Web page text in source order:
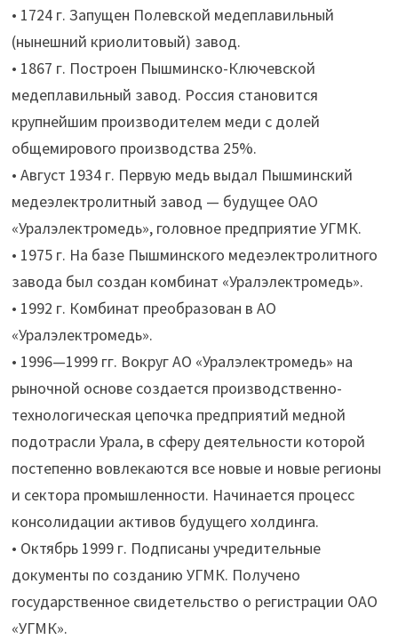
• 1724 г. Запущен Полевской медеплавильный
(нынешний криолитовый) завод.
• 1867 г. Построен Пышминско-Ключевской
медеплавильный завод. Россия становится
крупнейшим производителем меди с долей
общемирового производства 25%.
• Август 1934 г. Первую медь выдал Пышминский
медеэлектролитный завод — будущее ОАО
«Уралэлектромедь», головное предприятие УГМК.
• 1975 г. На базе Пышминского медеэлектролитного
завода был создан комбинат «Уралэлектромедь».
• 1992 г. Комбинат преобразован в АО
«Уралэлектромедь».
• 1996—1999 гг. Вокруг АО «Уралэлектромедь» на
рыночной основе создается производственно-
технологическая цепочка предприятий медной
подотрасли Урала, в сферу деятельности которой
постепенно вовлекаются все новые и новые регионы
и сектора промышленности. Начинается процесс
консолидации активов будущего холдинга.
• Октябрь 1999 г. Подписаны учредительные
документы по созданию УГМК. Получено
государственное свидетельство о регистрации ОАО
«УГМК».